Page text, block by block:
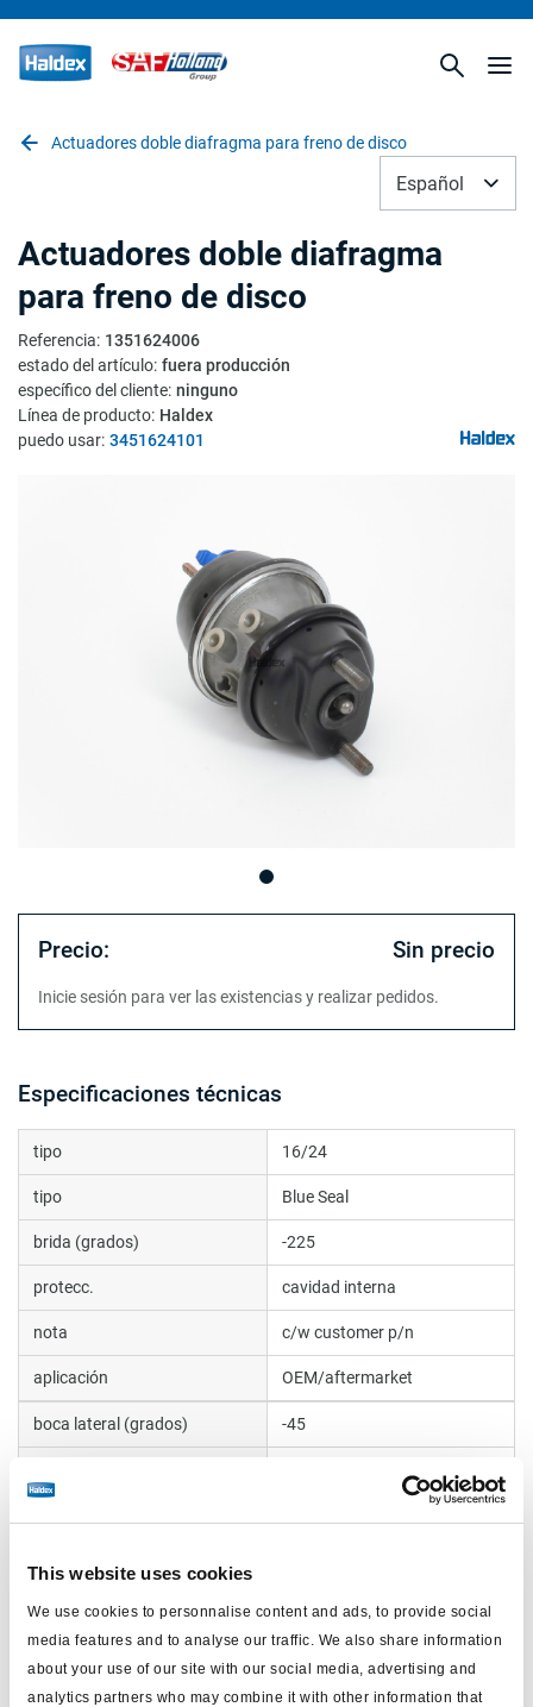
This website uses cookies
We use cookies to personnalise content and ads, to provide social
media features and to analyse our traffic. We also share information
about your use of our site with our social media, advertising and
analytics partners who may combine it with other information that
Actuadores doble diafragma para freno de disco
Español
Actuadores doble diafragma
para freno de disco
Referencia: 1351624006
estado del artículo: fuera producción
específico del cliente: ninguno
Línea de producto: Haldex
puedo usar: 3451624101
Precio: Sin precio
Inicie sesión para ver las existencias y realizar pedidos.
Especificaciones técnicas
tipo 16/24
tipo Blue Seal
brida (grados) -225
protecc. cavidad interna
nota c/w customer p/n
aplicación OEM/aftermarket
boca lateral (grados) -45
peso (kg) 6.82
Documentos